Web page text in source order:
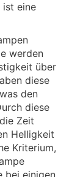
ist eine
werden
über
diese
den
diese
Zeit
Helligkeit
Kriterium,
bei einigen